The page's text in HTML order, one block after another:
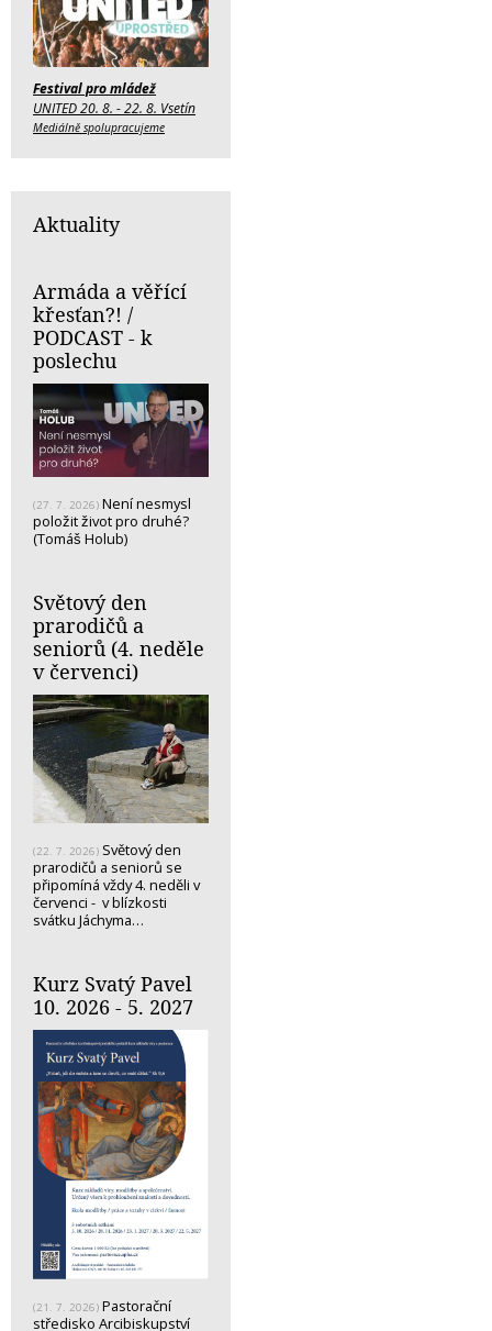
Festival pro mládež
UNITED 20. 8. - 22. 8. Vsetín
Mediálně spolupracujeme
Aktuality
Armáda a věřící
křesťan?! /
PODCAST - k
poslechu
(27. 7. 2026) Není nesmysl
položit život pro druhé?
(Tomáš Holub)
Světový den
prarodičů a
seniorů (4. neděle
v červenci)
(22. 7. 2026) Světový den
prarodičů a seniorů se
připomíná vždy 4. neděli v
červenci - v blízkosti
svátku Jáchyma…
Kurz Svatý Pavel
10. 2026 - 5. 2027
(21. 7. 2026) Pastorační
středisko Arcibiskupství